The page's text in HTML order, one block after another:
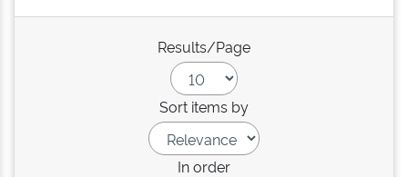
Results/Page
Sort items by
In order